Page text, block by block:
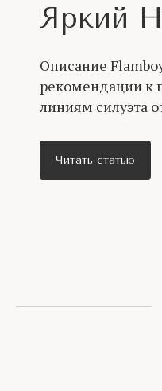
Яркий
Описание
рекомендации к
линиям силуэта
Читать статью